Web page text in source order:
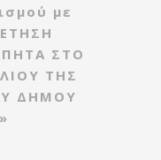
με
ΣΤΟ
ΤΗΣ
ΔΗΜΟΥ